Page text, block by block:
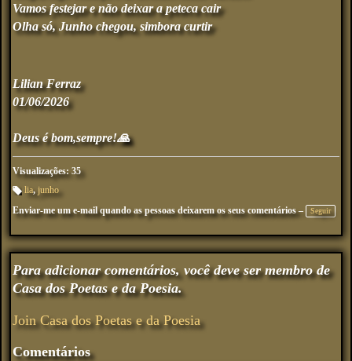
Vamos festejar e não deixar a peteca cair
Olha só, Junho chegou, simbora curtir
Lilian Ferraz
01/06/2026
Deus é bom,sempre!🙏
Visualizações: 35
ar
ca
es
:
lia, junho
Enviar-me um e-mail quando as pessoas deixarem os seus comentários –
Seguir
Para adicionar comentários, você deve ser membro de
Casa dos Poetas e da Poesia.
Join Casa dos Poetas e da Poesia
Comentários